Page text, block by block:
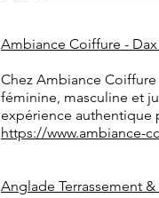
Ambiance Coiffure -
Chez Ambiance
féminine, masculine et
expérience authentique
https://www.ambiance-
Anglade Terrassement